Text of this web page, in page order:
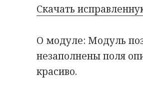
Скачать
О модуле: Модуль
незаполнены поля
красиво.